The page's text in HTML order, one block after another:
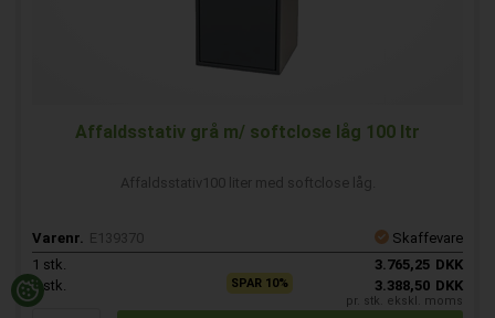
Affaldsstativ grå m/ softclose låg 100 ltr
Affaldsstativ100 liter med softclose låg.
Varenr. E139370
Skaffevare
1 stk. 3.765,25 DKK
3 stk. SPAR 10% 3.388,50 DKK
pr. stk. ekskl. moms